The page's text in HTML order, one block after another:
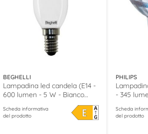
BEGHELLI
Lampadina led candela (E14 -
600 lumen - 5 W - Bianco
caldo) TUTTOVETRO LED
56532
Scheda informativa
del prodotto
PHILIPS
- 345
Scheda
del prodotto